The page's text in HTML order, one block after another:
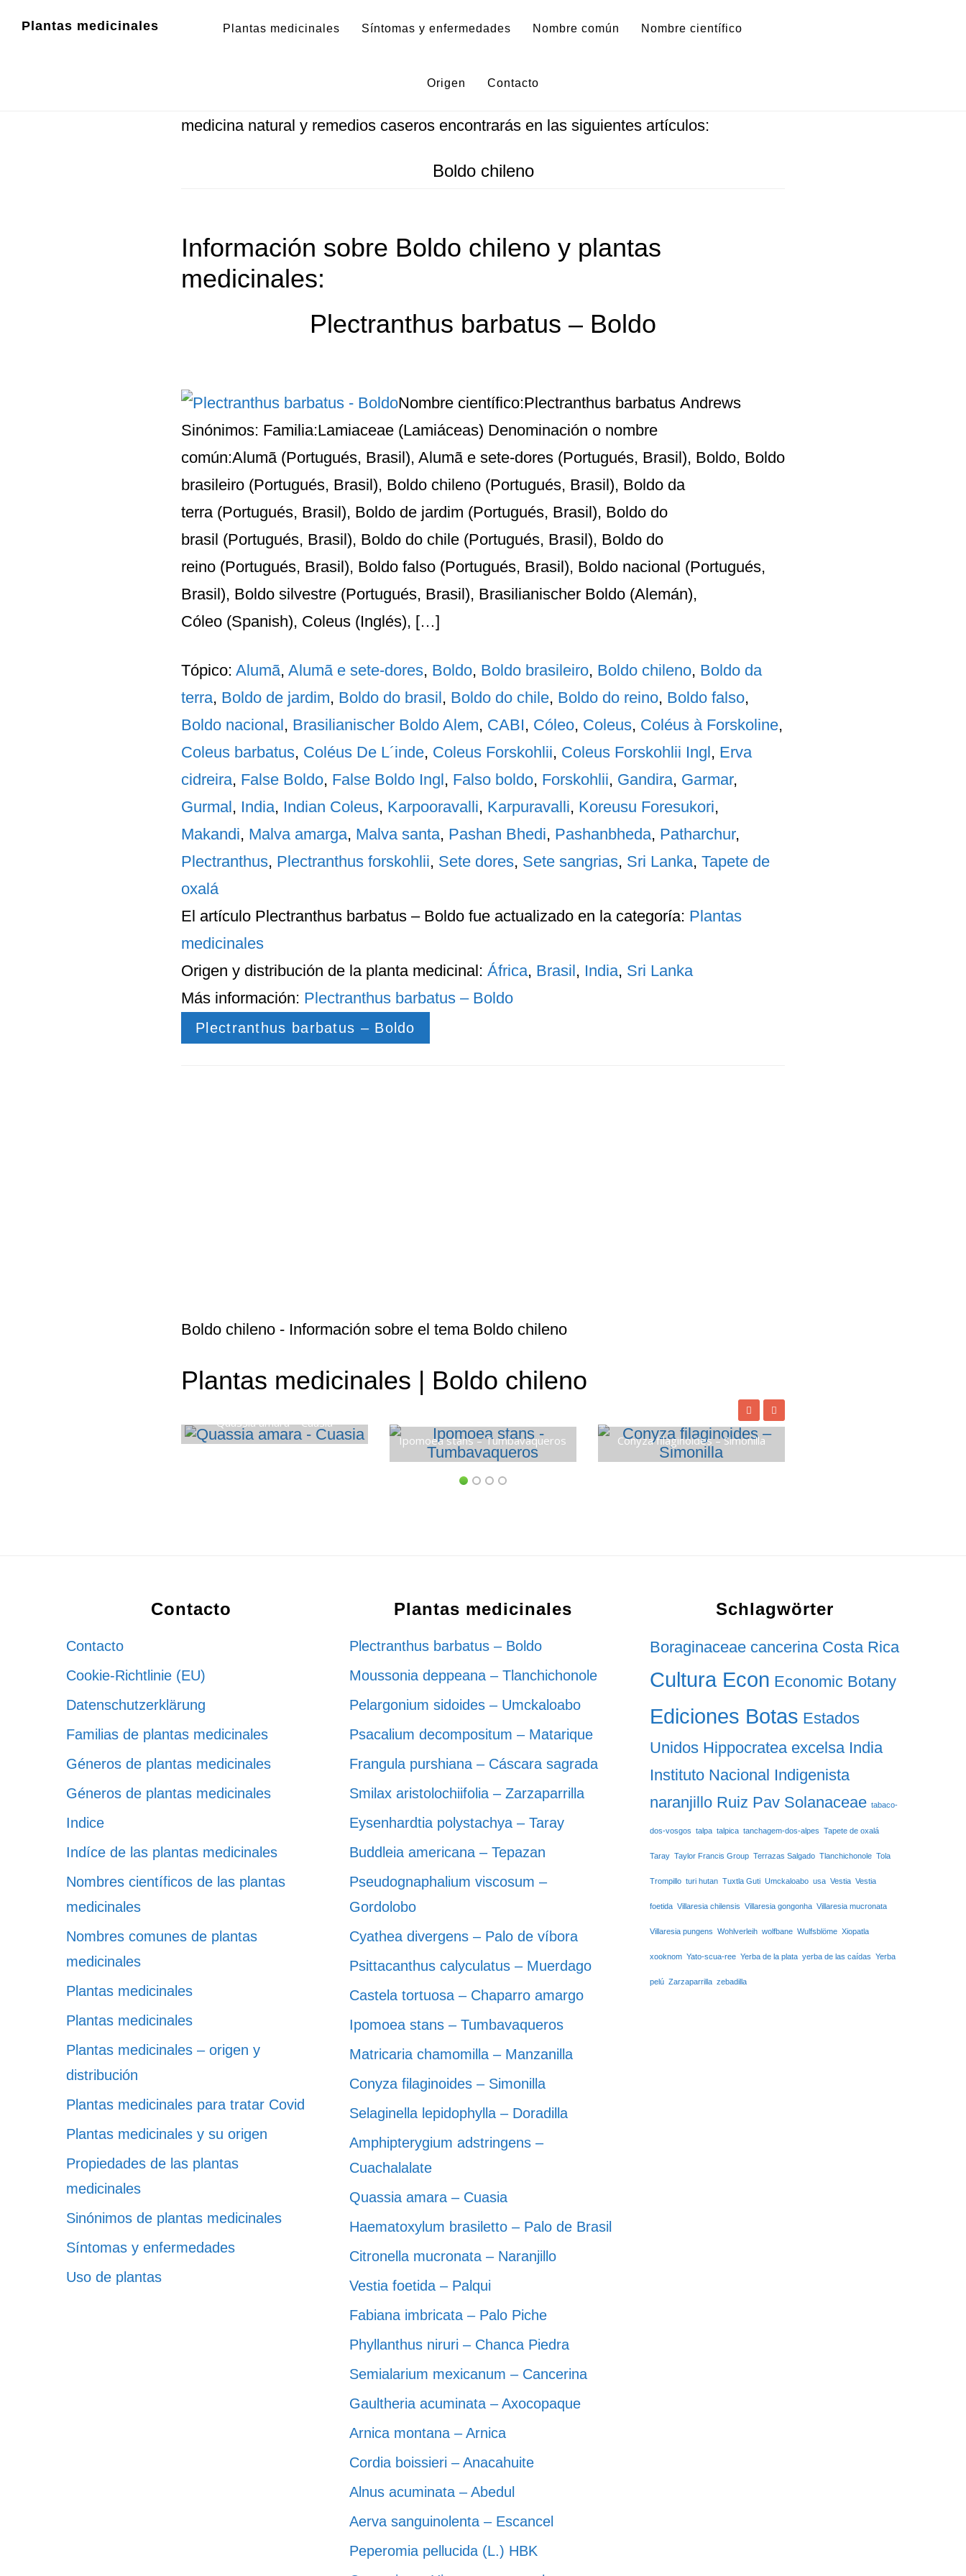
Plantas medicinales Plantas medicinales Síntomas y enfermedades Nombre común Nombre científico
Origen Contacto
medicina natural y remedios caseros encontrarás en las siguientes artículos:
Boldo chileno
Información sobre Boldo chileno y plantas
medicinales:
Plectranthus barbatus – Boldo
Nombre científico:Plectranthus barbatus Andrews
Sinónimos: Familia:Lamiaceae (Lamiáceas) Denominación o nombre
común:Alumã (Portugués, Brasil), Alumã e sete-dores (Portugués, Brasil), Boldo, Boldo
brasileiro (Portugués, Brasil), Boldo chileno (Portugués, Brasil), Boldo da
terra (Portugués, Brasil), Boldo de jardim (Portugués, Brasil), Boldo do
brasil (Portugués, Brasil), Boldo do chile (Portugués, Brasil), Boldo do
reino (Portugués, Brasil), Boldo falso (Portugués, Brasil), Boldo nacional (Portugués,
Brasil), Boldo silvestre (Portugués, Brasil), Brasilianischer Boldo (Alemán),
Cóleo (Spanish), Coleus (Inglés), […]
Tópico: Alumã, Alumã e sete-dores, Boldo, Boldo brasileiro, Boldo chileno, Boldo da
terra, Boldo de jardim, Boldo do brasil, Boldo do chile, Boldo do reino, Boldo falso,
Boldo nacional, Brasilianischer Boldo Alem, CABI, Cóleo, Coleus, Coléus à Forskoline,
Coleus barbatus, Coléus De L´inde, Coleus Forskohlii, Coleus Forskohlii Ingl, Erva
cidreira, False Boldo, False Boldo Ingl, Falso boldo, Forskohlii, Gandira, Garmar,
Gurmal, India, Indian Coleus, Karpooravalli, Karpuravalli, Koreusu Foresukori,
Makandi, Malva amarga, Malva santa, Pashan Bhedi, Pashanbheda, Patharchur,
Plectranthus, Plectranthus forskohlii, Sete dores, Sete sangrias, Sri Lanka, Tapete de
oxalá
El artículo Plectranthus barbatus – Boldo fue actualizado en la categoría: Plantas
medicinales
Origen y distribución de la planta medicinal: África, Brasil, India, Sri Lanka
Más información: Plectranthus barbatus – Boldo
Plectranthus barbatus – Boldo
Boldo chileno - Información sobre el tema Boldo chileno
Plantas medicinales | Boldo chileno
Quassia amara – Cuasia
Ipomoea stans – Tumbavaqueros
Conyza filaginoides – Simonilla
Contacto
Contacto
Cookie-Richtlinie (EU)
Datenschutzerklärung
Familias de plantas medicinales
Géneros de plantas medicinales
Géneros de plantas medicinales
Indice
Indíce de las plantas medicinales
Nombres científicos de las plantas
medicinales
Nombres comunes de plantas
medicinales
Plantas medicinales
Plantas medicinales
Plantas medicinales – origen y
distribución
Plantas medicinales para tratar Covid
Plantas medicinales y su origen
Propiedades de las plantas
medicinales
Sinónimos de plantas medicinales
Síntomas y enfermedades
Uso de plantas
Plantas medicinales
Plectranthus barbatus – Boldo
Moussonia deppeana – Tlanchichonole
Pelargonium sidoides – Umckaloabo
Psacalium decompositum – Matarique
Frangula purshiana – Cáscara sagrada
Smilax aristolochiifolia – Zarzaparrilla
Eysenhardtia polystachya – Taray
Buddleia americana – Tepazan
Pseudognaphalium viscosum –
Gordolobo
Cyathea divergens – Palo de víbora
Psittacanthus calyculatus – Muerdago
Castela tortuosa – Chaparro amargo
Ipomoea stans – Tumbavaqueros
Matricaria chamomilla – Manzanilla
Conyza filaginoides – Simonilla
Selaginella lepidophylla – Doradilla
Amphipterygium adstringens –
Cuachalalate
Quassia amara – Cuasia
Haematoxylum brasiletto – Palo de Brasil
Citronella mucronata – Naranjillo
Vestia foetida – Palqui
Fabiana imbricata – Palo Piche
Phyllanthus niruri – Chanca Piedra
Semialarium mexicanum – Cancerina
Gaultheria acuminata – Axocopaque
Arnica montana – Arnica
Cordia boissieri – Anacahuite
Alnus acuminata – Abedul
Aerva sanguinolenta – Escancel
Peperomia pellucida (L.) HBK
Schlagwörter
Boraginaceae cancerina Costa Rica
Cultura Econ Economic Botany
Ediciones Botas Estados
Unidos Hippocratea excelsa India
Instituto Nacional Indigenista
naranjillo Ruiz Pav Solanaceae tabaco-
dos-vosgos talpa talpica tanchagem-dos-alpes Tapete de oxalá
Taray Taylor Francis Group Terrazas Salgado Tlanchichonole Tola
Trompillo turi hutan Tuxtla Guti Umckaloabo usa Vestia Vestia
foetida Villaresia chilensis Villaresia gongonha Villaresia mucronata
Villaresia pungens Wohlverleih wolfbane Wulfsblöme Xiopatla
xooknom Yato-scua-ree Yerba de la plata yerba de las caídas Yerba
pelú Zarzaparrilla zebadilla